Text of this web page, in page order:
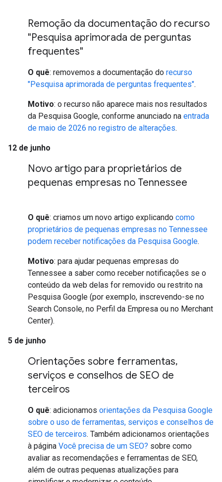
Remoção da documentação do recurso
"Pesquisa aprimorada de perguntas
frequentes"
O quê: removemos a documentação do recurso
"Pesquisa aprimorada de perguntas frequentes".
Motivo: o recurso não aparece mais nos resultados
da Pesquisa Google, conforme anunciado na entrada
de maio de 2026 no registro de alterações.
12 de junho
Novo artigo para proprietários de
pequenas empresas no Tennessee
O quê: criamos um novo artigo explicando como
proprietários de pequenas empresas no Tennessee
podem receber notificações da Pesquisa Google.
Motivo: para ajudar pequenas empresas do
Tennessee a saber como receber notificações se o
conteúdo da web delas for removido ou restrito na
Pesquisa Google (por exemplo, inscrevendo-se no
Search Console, no Perfil da Empresa ou no Merchant
Center).
5 de junho
Orientações sobre ferramentas,
serviços e conselhos de SEO de
terceiros
O quê: adicionamos orientações da Pesquisa Google
sobre o uso de ferramentas, serviços e conselhos de
SEO de terceiros. Também adicionamos orientações
à página Você precisa de um SEO? sobre como
avaliar as recomendações e ferramentas de SEO,
além de outras pequenas atualizações para